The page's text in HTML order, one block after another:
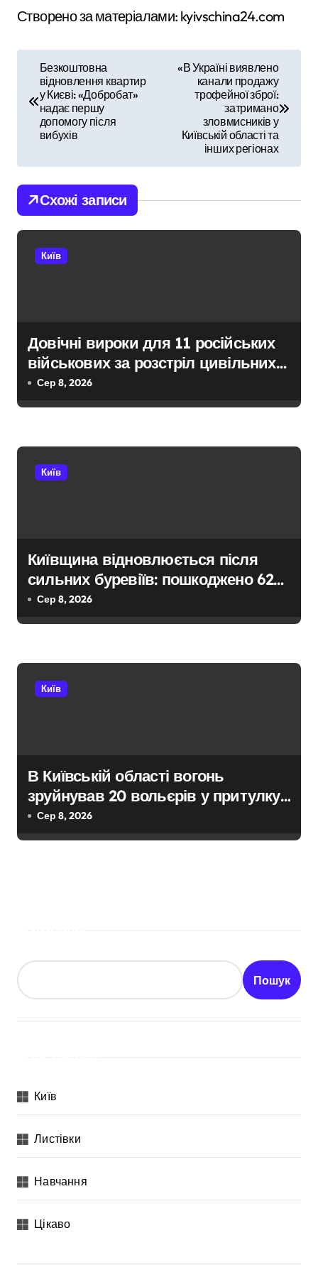
Створено за матеріалами: kyivschina24.com
г
а
ц
а
п
и
с
Безкоштовна
відновлення квартир
у Києві: «Добробат»
надає першу
допомогу після
вибухів
«В Україні виявлено
канали продажу
трофейної зброї:
затримано
зловмисників у
Київській області та
інших регіонах
Схожі записи
Київ
Довічні вироки для 11 російських
військових за розстріл цивільних
на Київщині
Сер 8, 2026
Київ
Київщина відновлюється після
сильних буревіїв: пошкоджено 62
будинки, понад 18 тисяч родин
залишились без електрики
Сер 8, 2026
Київ
В Київській області вогонь
зруйнував 20 вольєрів у притулку
для тварин
Сер 8, 2026
Пошук
Київ
Листівки
Навчання
Цікаво